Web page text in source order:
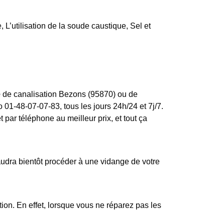
L’utilisation de la soude caustique, Sel et
canalisation Bezons (95870) ou de
48-07-07-83, tous les jours 24h/24 et 7j/7.
téléphone au meilleur prix, et tout ça
bientôt procéder à une vidange de votre
En effet, lorsque vous ne réparez pas les